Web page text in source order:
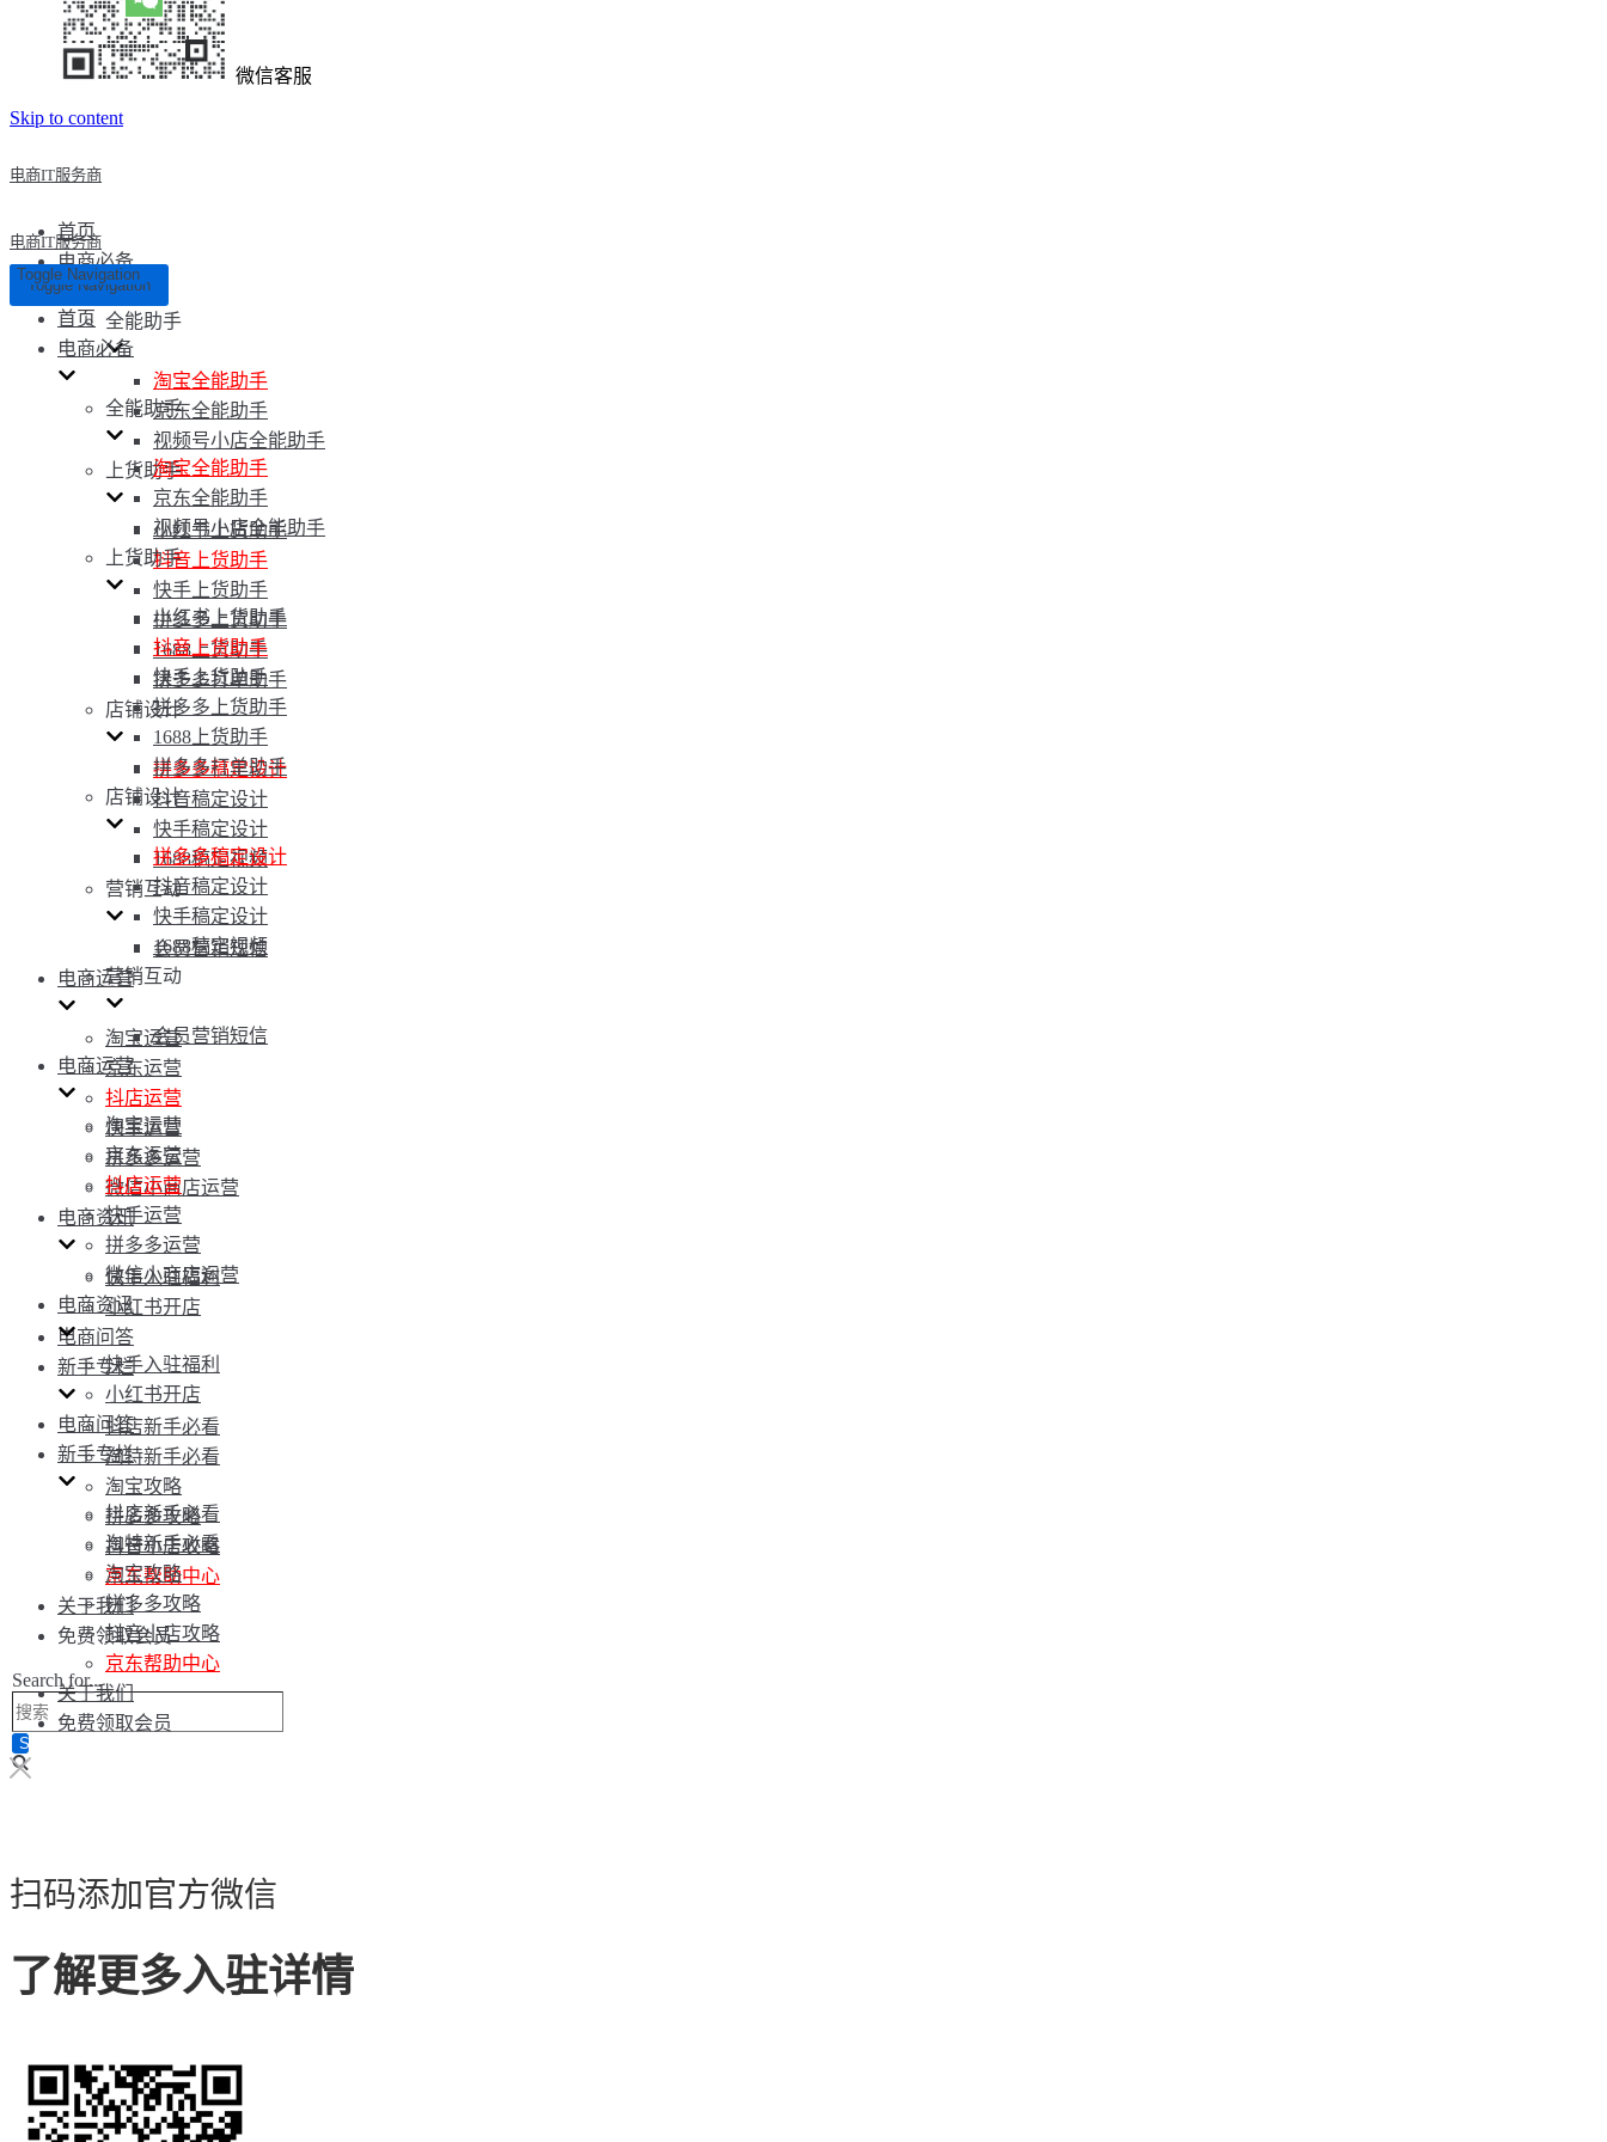
微信客服
Skip to content
电商IT服务商
首页
电商必备
全能助手
淘宝全能助手
京东全能助手
视频号小店全能助手
上货助手
小红书上货助手
抖音上货助手
快手上货助手
拼多多上货助手
1688上货助手
拼多多打单助手
店铺设计
拼多多稿定设计
抖音稿定设计
快手稿定设计
1688稿定视频
营销互动
会员营销短信
电商运营
淘宝运营
京东运营
抖店运营
快手运营
拼多多运营
微信小商店运营
电商资讯
快手入驻福利
小红书开店
电商问答
新手专栏
抖店新手必看
淘特新手必看
淘宝攻略
拼多多攻略
抖音小店攻略
京东帮助中心
关于我们
免费领取会员
Search for...
电商IT服务商
Toggle Navigation
Toggle Navigation
首页
电商必备
全能助手
淘宝全能助手
京东全能助手
视频号小店全能助手
上货助手
小红书上货助手
抖音上货助手
快手上货助手
拼多多上货助手
1688上货助手
拼多多打单助手
店铺设计
拼多多稿定设计
抖音稿定设计
快手稿定设计
1688稿定视频
营销互动
会员营销短信
电商运营
淘宝运营
京东运营
抖店运营
快手运营
拼多多运营
微信小商店运营
电商资讯
快手入驻福利
小红书开店
电商问答
新手专栏
抖店新手必看
淘特新手必看
淘宝攻略
拼多多攻略
抖音小店攻略
京东帮助中心
关于我们
免费领取会员
扫码添加官方微信
了解更多入驻详情